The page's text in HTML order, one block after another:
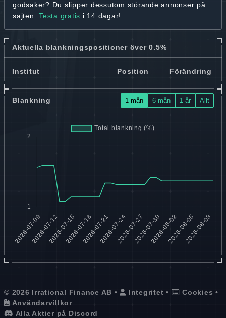
godsaker? Du slipper dessutom störande annonser på
sajten. Testa gratis i 14 dagar!
Aktuella blankningspositioner över 0.5%
Institut Position Förändring
Blankning 1 mån 6 mån 1 år Allt
© 2026 Irrational Finance AB • Integritet • Cookies •
Användarvillkor
Alla Aktier på Discord